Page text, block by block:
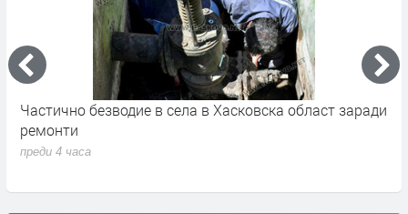
Частично безводие в села в Хасковска област заради
ремонти
преди 4 часа